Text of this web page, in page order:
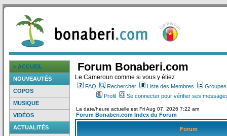
> ACCUEIL
NOUVEAUTÉS
COPOS
MUSIQUE
VIDÉOS
ACTUALITÉS
Forum Bonaberi.com
Le Cameroun comme si vous y étiez
FAQ Rechercher Liste des Membres
Profil
Se connecter pour vérifier ses
La date/heure actuelle est Fri Aug 07, 2026 7:22 am
Forum Bonaberi.com Index du Forum
Forum